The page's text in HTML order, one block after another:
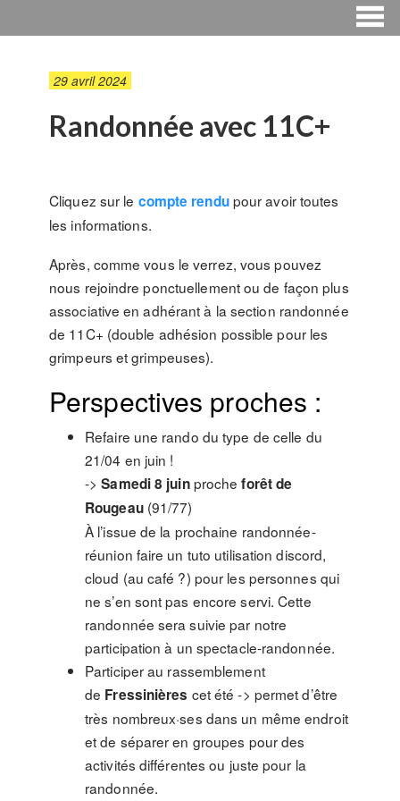
29 avril 2024
Randonnée avec 11C+
Cliquez sur le compte rendupour avoir toutes
les informations.
Après, comme vous le verrez, vous pouvez
nous rejoindre ponctuellement ou de façon plus
associative en adhérant à la section randonnée
de 11C+ (double adhésion possible pour les
grimpeurs et grimpeuses).
Perspectives proches :
Refaire une rando du type de celle du
21/04 en juin !
->Samedi 8 juinprocheforêt de
Rougeau(91/77)
À l’issue de la prochaine randonnée-
réunion faire un tuto utilisation discord,
cloud (au café ?) pour les personnes qui
ne s’en sont pas encore servi. Cette
randonnée sera suivie par notre
participation à un spectacle-randonnée.
Participer au rassemblement
de Fressinières cet été -> permet d’être
très nombreux·ses dans un même endroit
et de séparer en groupes pour des
activités différentes ou juste pour la
randonnée.